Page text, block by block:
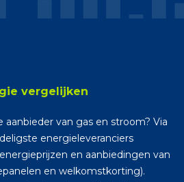
vergelijken
van gas en stroom? Via
energieleveranciers
en aanbiedingen van
en welkomstkorting).